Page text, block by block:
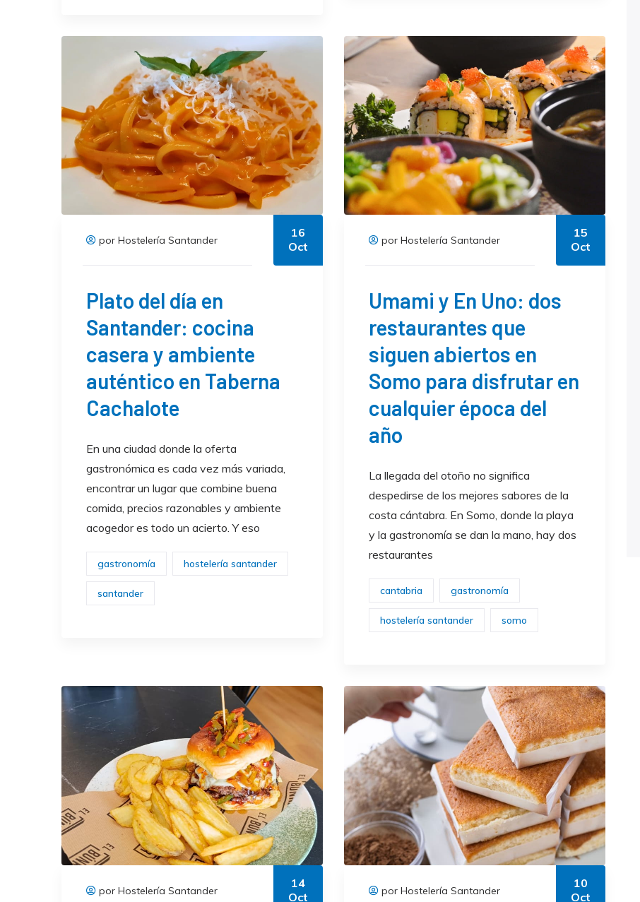
por Hostelería Santander
16
Oct
Plato del día en
Santander: cocina
casera y ambiente
auténtico en Taberna
Cachalote
En una ciudad donde la oferta
gastronómica es cada vez más variada,
encontrar un lugar que combine buena
comida, precios razonables y ambiente
acogedor es todo un acierto. Y eso
gastronomía hostelería santander
santander
por Hostelería Santander
15
Oct
Umami y En Uno: dos
restaurantes que
siguen abiertos en
Somo para disfrutar en
cualquier época del
año
La llegada del otoño no significa
despedirse de los mejores sabores de la
costa cántabra. En Somo, donde la playa
y la gastronomía se dan la mano, hay dos
restaurantes
cantabria gastronomía
hostelería santander somo
por Hostelería Santander
14
Oct
por Hostelería Santander
10
Oct